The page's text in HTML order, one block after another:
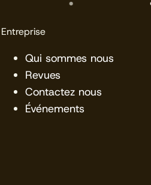
Entreprise
Qui sommes nous
Revues
Contactez nous
Événements